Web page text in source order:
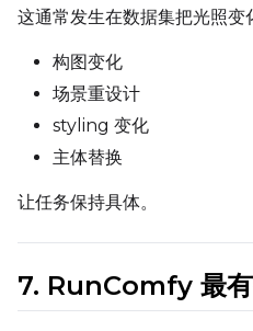
这通常发生在数据集把光照变
构图变化
场景重设计
styling 变化
主体替换
让任务保持具体。
7. RunComfy 最